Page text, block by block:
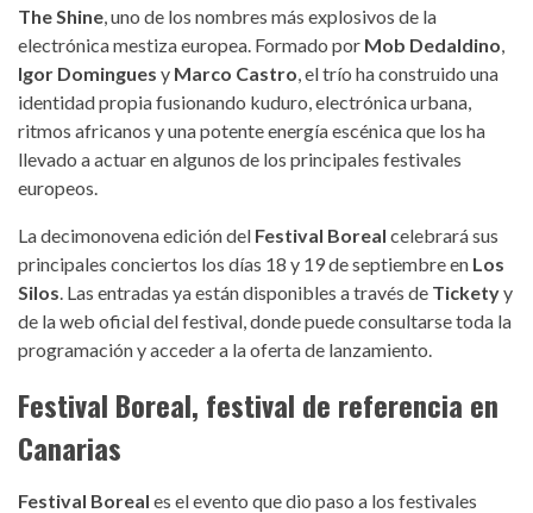
The Shine, uno de los nombres más explosivos de la
electrónica mestiza europea. Formado por Mob Dedaldino,
Igor Domingues y Marco Castro, el trío ha construido una
identidad propia fusionando kuduro, electrónica urbana,
ritmos africanos y una potente energía escénica que los ha
llevado a actuar en algunos de los principales festivales
europeos.
La decimonovena edición del Festival Boreal celebrará sus
principales conciertos los días 18 y 19 de septiembre en Los
Silos. Las entradas ya están disponibles a través de Ticketyy
de la web oficial del festival, donde puede consultarse toda la
programación y acceder a la oferta de lanzamiento.
Festival Boreal, festival de referencia en
Canarias
Festival Boreal es el evento que dio paso a los festivales